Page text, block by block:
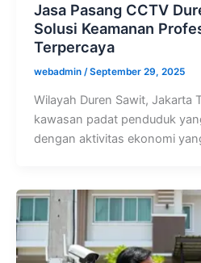
Jasa Pasang CCTV
Solusi Keamanan
Terpercaya
webadmin /September 29, 2025
Wilayah Duren Sawit, Jakarta
kawasan padat penduduk
dengan aktivitas ekonomi